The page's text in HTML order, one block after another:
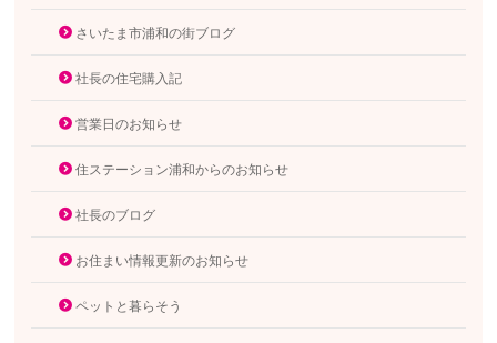
さいたま市浦和の街ブログ
社長の住宅購入記
営業日のお知らせ
住ステーション浦和からのお知らせ
社長のブログ
お住まい情報更新のお知らせ
ペットと暮らそう